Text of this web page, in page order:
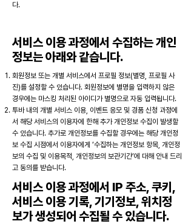
다.
서비스 이용 과정에서 수집하는 개인
정보는 아래와 같습니다.
회원정보 또는 개별 서비스에서 프로필 정보(별명, 프로필 사
진)를 설정할 수 있습니다. 회원정보에 별명을 입력하지 않은
경우에는 마스킹 처리된 아이디가 별명으로 자동 입력됩니다.
투바 내의 개별 서비스 이용, 이벤트 응모 및 경품 신청 과정에
서 해당 서비스의 이용자에 한해 추가 개인정보 수집이 발생할
수 있습니다. 추가로 개인정보를 수집할 경우에는 해당 개인정
보 수집 시점에서 이용자에게 ‘수집하는 개인정보 항목, 개인정
보의 수집 및 이용목적, 개인정보의 보관기간’에 대해 안내 드리
고 동의를 받습니다.
서비스 이용 과정에서 IP 주소, 쿠키,
서비스 이용 기록, 기기정보, 위치정
보가 생성되어 수집될 수 있습니다.